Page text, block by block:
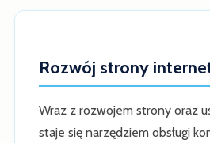
Rozwój strony
Wraz z rozwojem strony oraz
staje się narzędziem obsługi